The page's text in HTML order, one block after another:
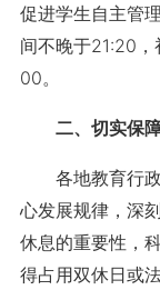
促进学生自主管
间不晚于21:20
00。
二、切实保
各地教育行政
心发展规律，深
休息的重要性，
得占用双休日或